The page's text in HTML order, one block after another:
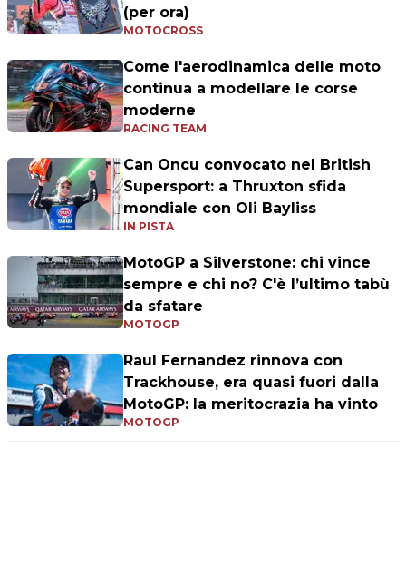
(per ora)
MOTOCROSS
Come l'aerodinamica delle moto
continua a modellare le corse
moderne
RACING TEAM
Can Oncu convocato nel British
Supersport: a Thruxton sfida
mondiale con Oli Bayliss
IN PISTA
MotoGP a Silverstone: chi vince
sempre e chi no? C'è l’ultimo tabù
da sfatare
MOTOGP
Raul Fernandez rinnova con
Trackhouse, era quasi fuori dalla
MotoGP: la meritocrazia ha vinto
MOTOGP